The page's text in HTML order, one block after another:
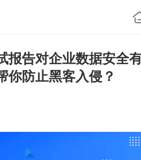
报告对企业数据安全
你防止黑客入侵？